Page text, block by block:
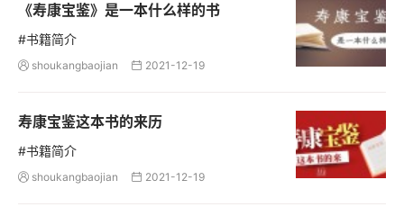
《寿康宝鉴》是一本什么样的书
#书籍简介
 shoukangbaojian  2021-12-19
寿康宝鉴这本书的来历
#书籍简介
 shoukangbaojian  2021-12-19